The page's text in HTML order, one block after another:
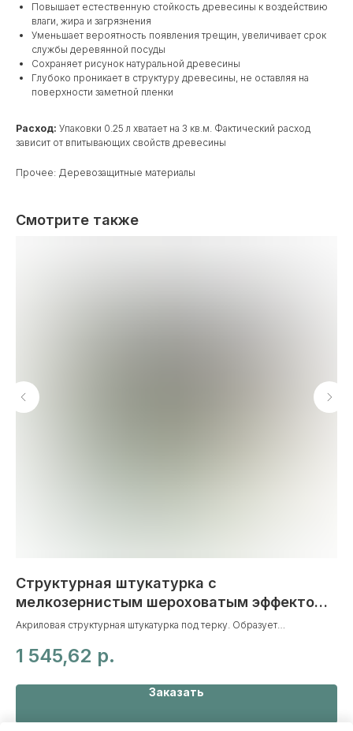
Повышает естественную стойкость древесины к воздействию
влаги, жира и загрязнения
Уменьшает вероятность появления трещин, увеличивает срок
службы деревянной посуды
Сохраняет рисунок натуральной древесины
Глубоко проникает в структуру древесины, не оставляя на
поверхности заметной пленки
Расход: Упаковки 0.25 л хватает на 3 кв.м. Фактический расход
зависит от впитывающих свойств древесины
Прочее: Деревозащитные материалы
Смотрите также
Структурная штукатурка с
мелкозернистым шероховатым эффектом
Feidal Kratzputz
Акриловая структурная штукатурка под терку. Образует
“шуба”.
1 545,62 р.
Заказать